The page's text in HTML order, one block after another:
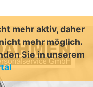
mehr aktiv, daher
mehr möglich.
Sie in unserem